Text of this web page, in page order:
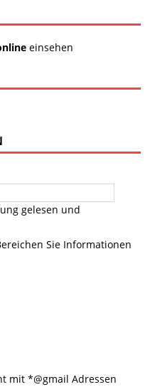
einsehen
gelesen und
Sie Informationen
mit *@gmail Adressen